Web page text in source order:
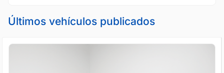
Últimos vehículos publicados